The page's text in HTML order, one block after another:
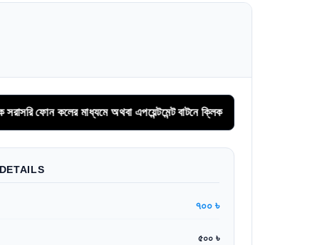
মাধ্যমে অথবা এপয়েন্টমেন্ট বাটনে ক্লিক করে সিরিয়াল বুকিং করুন
৭০০ ৳
৫০০ ৳